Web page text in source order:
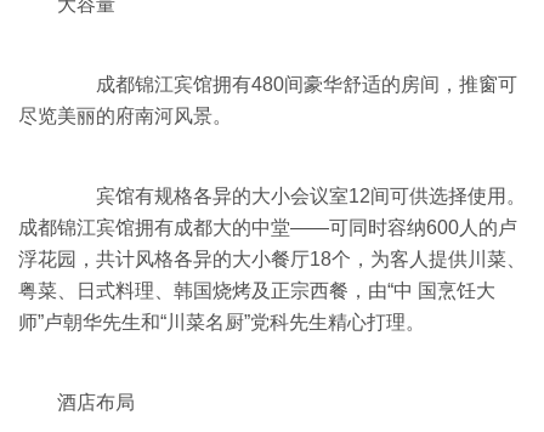
成都锦江宾馆拥有480间豪华舒适的房间，推窗可
尽览美丽的府南河风景。
宾馆有规格各异的大小会议室12间可供选择使用。
成都锦江宾馆拥有成都大的中堂——可同时容纳600人的卢
浮花园，共计风格各异的大小餐厅18个，为客人提供川菜、
粤菜、日式料理、韩国烧烤及正宗西餐，由“中 国烹饪大
师”卢朝华先生和“川菜名厨”党科先生精心打理。
酒店布局